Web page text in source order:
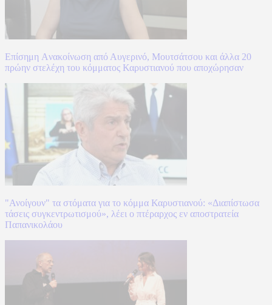
Επίσημη Aνακοίνωση από Αυγερινό, Μουτσάτσου και άλλα 20
πρώην στελέχη του κόμματος Καρυστιανού που αποχώρησαν
"Ανοίγουν" τα στόματα για το κόμμα Καρυστιανού: «Διαπίστωσα
τάσεις συγκεντρωτισμού», λέει ο πτέραρχος εν αποστρατεία
Παπανικολάου